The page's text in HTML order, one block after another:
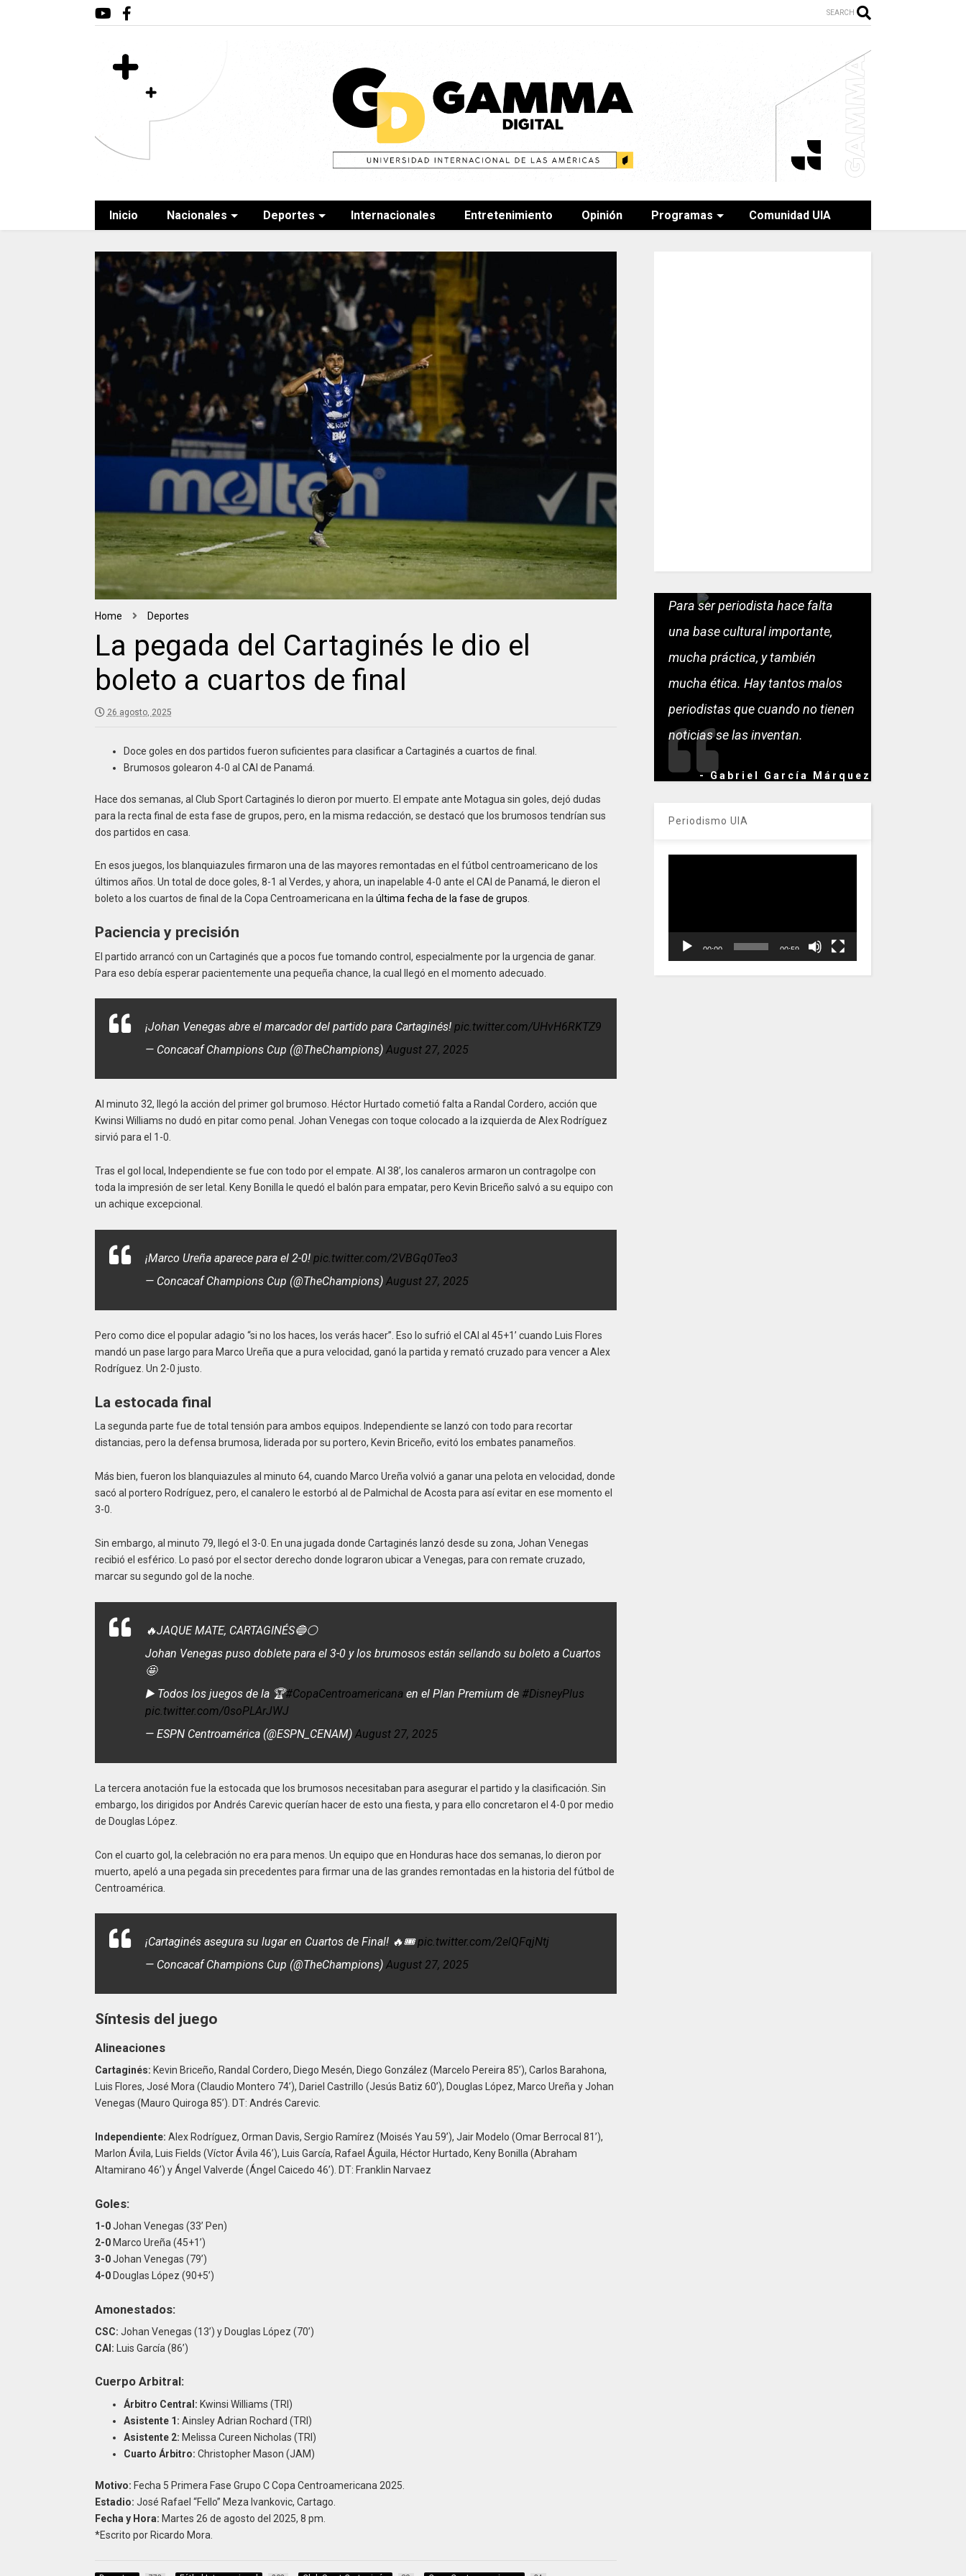
SEARCH
Inicio Nacionales Deportes Internacionales Entretenimiento Opinión Programas Comunidad UIA
Home Deportes
La pegada del Cartaginés le dio el
boleto a cuartos de final
26 agosto, 2025
Doce goles en dos partidos fueron suficientes para clasificar a Cartaginés a cuartos de final.
Brumosos golearon 4-0 al CAI de Panamá.
Hace dos semanas, al Club Sport Cartaginés lo dieron por muerto. El empate ante Motagua sin goles, dejó dudas
para la recta final de esta fase de grupos, pero, en la misma redacción, se destacó que los brumosos tendrían sus
dos partidos en casa.
En esos juegos, los blanquiazules firmaron una de las mayores remontadas en el fútbol centroamericano de los
últimos años. Un total de doce goles, 8-1 al Verdes, y ahora, un inapelable 4-0 ante el CAI de Panamá, le dieron el
boleto a los cuartos de final de la Copa Centroamericana en laúltima fecha de la fase de grupos.
Paciencia y precisión
El partido arrancó con un Cartaginés que a pocos fue tomando control, especialmente por la urgencia de ganar.
Para eso debía esperar pacientemente una pequeña chance, la cual llegó en el momento adecuado.
¡Johan Venegas abre el marcador del partido para Cartaginés! pic.twitter.com/UHvH6RKTZ9
— Concacaf Champions Cup (@TheChampions) August 27, 2025
Al minuto 32, llegó la acción del primer gol brumoso. Héctor Hurtado cometió falta a Randal Cordero, acción que
Kwinsi Williams no dudó en pitar como penal. Johan Venegas con toque colocado a la izquierda de Alex Rodríguez
sirvió para el 1-0.
Tras el gol local, Independiente se fue con todo por el empate. Al 38’, los canaleros armaron un contragolpe con
toda la impresión de ser letal. Keny Bonilla le quedó el balón para empatar, pero Kevin Briceño salvó a su equipo con
un achique excepcional.
¡Marco Ureña aparece para el 2-0! pic.twitter.com/2VBGq0Teo3
— Concacaf Champions Cup (@TheChampions) August 27, 2025
Pero como dice el popular adagio “si no los haces, los verás hacer”. Eso lo sufrió el CAI al 45+1’ cuando Luis Flores
mandó un pase largo para Marco Ureña que a pura velocidad, ganó la partida y remató cruzado para vencer a Alex
Rodríguez. Un 2-0 justo.
La estocada final
La segunda parte fue de total tensión para ambos equipos. Independiente se lanzó con todo para recortar
distancias, pero la defensa brumosa, liderada por su portero, Kevin Briceño, evitó los embates panameños.
Más bien, fueron los blanquiazules al minuto 64, cuando Marco Ureña volvió a ganar una pelota en velocidad, donde
sacó al portero Rodríguez, pero, el canalero le estorbó al de Palmichal de Acosta para así evitar en ese momento el
3-0.
Sin embargo, al minuto 79, llegó el 3-0. En una jugada donde Cartaginés lanzó desde su zona, Johan Venegas
recibió el esférico. Lo pasó por el sector derecho donde lograron ubicar a Venegas, para con remate cruzado,
marcar su segundo gol de la noche.
🔥JAQUE MATE, CARTAGINÉS🔵⚪️
Johan Venegas puso doblete para el 3-0 y los brumosos están sellando su boleto a Cuartos
🤩
▶️ Todos los juegos de la 🏆#CopaCentroamericanaen el Plan Premium de #DisneyPlus
pic.twitter.com/0soPLArJWJ
— ESPN Centroamérica (@ESPN_CENAM) August 27, 2025
La tercera anotación fue la estocada que los brumosos necesitaban para asegurar el partido y la clasificación. Sin
embargo, los dirigidos por Andrés Carevic querían hacer de esto una fiesta, y para ello concretaron el 4-0 por medio
de Douglas López.
Con el cuarto gol, la celebración no era para menos. Un equipo que en Honduras hace dos semanas, lo dieron por
muerto, apeló a una pegada sin precedentes para firmar una de las grandes remontadas en la historia del fútbol de
Centroamérica.
¡Cartaginés asegura su lugar en Cuartos de Final! 🔥🎟️pic.twitter.com/2elQFqjNtj
— Concacaf Champions Cup (@TheChampions) August 27, 2025
Síntesis del juego
Alineaciones
Cartaginés: Kevin Briceño, Randal Cordero, Diego Mesén, Diego González (Marcelo Pereira 85’), Carlos Barahona,
Luis Flores, José Mora (Claudio Montero 74’), Dariel Castrillo (Jesús Batiz 60’), Douglas López, Marco Ureña y Johan
Venegas (Mauro Quiroga 85’). DT: Andrés Carevic.
Independiente: Alex Rodríguez, Orman Davis, Sergio Ramírez (Moisés Yau 59’), Jair Modelo (Omar Berrocal 81’),
Marlon Ávila, Luis Fields (Víctor Ávila 46’), Luis García, Rafael Águila, Héctor Hurtado, Keny Bonilla (Abraham
Altamirano 46’) y Ángel Valverde (Ángel Caicedo 46’). DT: Franklin Narvaez
Goles:
1-0Johan Venegas (33’ Pen)
2-0Marco Ureña (45+1’)
3-0Johan Venegas (79’)
4-0Douglas López (90+5’)
Amonestados:
CSC: Johan Venegas (13’) y Douglas López (70’)
CAI: Luis García (86’)
Cuerpo Arbitral:
Árbitro Central: Kwinsi Williams (TRI)
Asistente 1: Ainsley Adrian Rochard (TRI)
Asistente 2: Melissa Cureen Nicholas (TRI)
Cuarto Árbitro: Christopher Mason (JAM)
Motivo: Fecha 5 Primera Fase Grupo C Copa Centroamericana 2025.
Estadio: José Rafael “Fello” Meza Ivankovic, Cartago.
Fecha y Hora: Martes 26 de agosto del 2025, 8 pm.
*Escrito por Ricardo Mora.
Para ser periodista hace falta
una base cultural importante,
mucha práctica, y también
mucha ética. Hay tantos malos
periodistas que cuando no tienen
noticias se las inventan.
- Gabriel García Márquez
Periodismo UIA
00:00 00:59